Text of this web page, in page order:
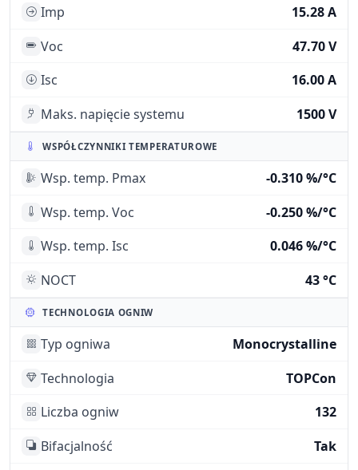
Imp
15.28 A
Voc
47.70 V
Isc
16.00 A
Maks. napięcie systemu
1500 V
WSPÓŁCZYNNIKI TEMPERATUROWE
Wsp. temp. Pmax
-0.310 %/°C
Wsp. temp. Voc
-0.250 %/°C
Wsp. temp. Isc
0.046 %/°C
NOCT
43 °C
TECHNOLOGIA OGNIW
Typ ogniwa
Monocrystalline
Technologia
TOPCon
Liczba ogniw
132
Bifacjalność
Tak